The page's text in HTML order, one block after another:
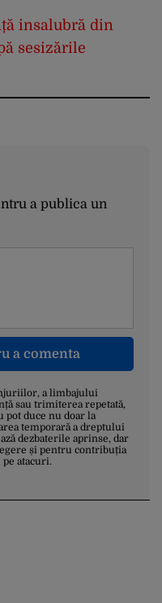
insalubră din
sesizările
a publica un
a comenta
a limbajului
sau trimiterea repetată,
pot duce nu doar la
temporară a dreptului
dezbaterile aprinse, dar
și pentru contribuția
pe atacuri.